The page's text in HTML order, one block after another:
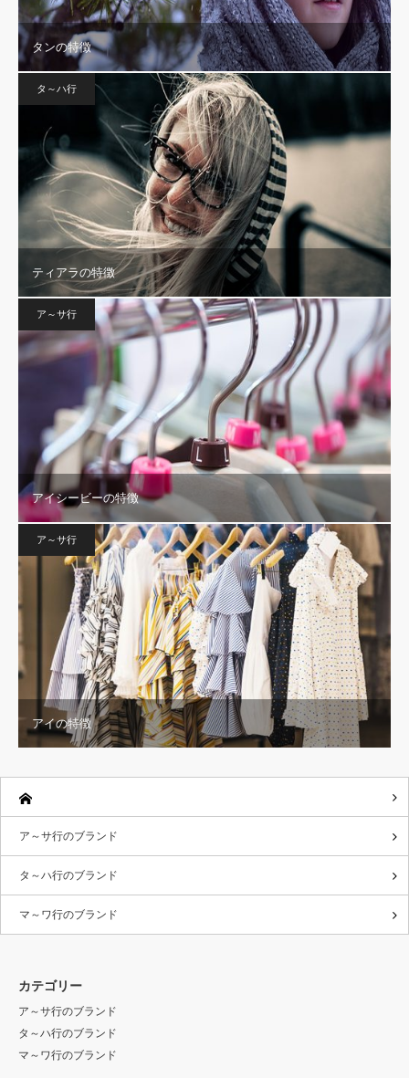
タンの特徴
タ～ハ行
ティアラの特徴
ア～サ行
アイシービーの特徴
ア～サ行
アイの特徴
ア～サ行のブランド
タ～ハ行のブランド
マ～ワ行のブランド
カテゴリー
ア～サ行のブランド
タ～ハ行のブランド
マ～ワ行のブランド